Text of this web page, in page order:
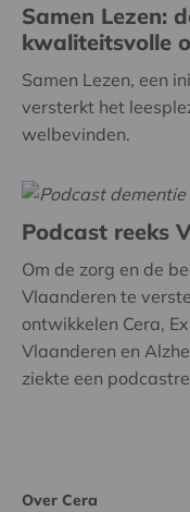
Samen Lezen:
kwaliteitsvolle
Samen Lezen, een
versterkt het
welbevinden.
Podcast reeks
Om de zorg en de
Vlaanderen te
ontwikkelen Cera,
Vlaanderen en
ziekte een
Over Cera